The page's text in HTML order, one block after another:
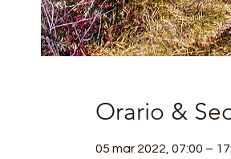
Orario &
05 mar 2022, 07:00 –